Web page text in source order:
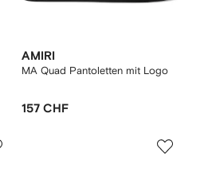
AMIRI
MA Quad Pantoletten mit Logo
157 CHF